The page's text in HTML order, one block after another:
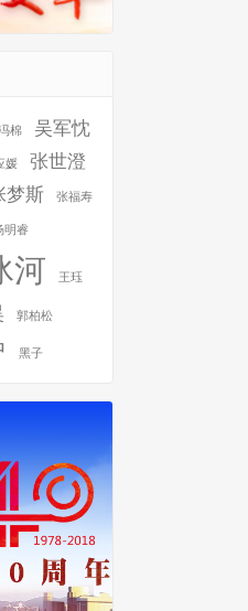
冯棉
吴军忱
媛 张世澄
梦斯 张福寿
明睿
河 王珏
郭柏松
黑子